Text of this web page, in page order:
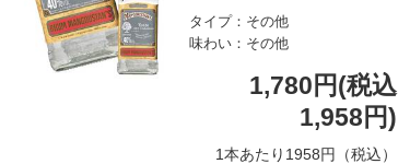
タイプ：その他
味わい：その他
1,780円(税込
1,958円)
1本あたり1958円（税込）